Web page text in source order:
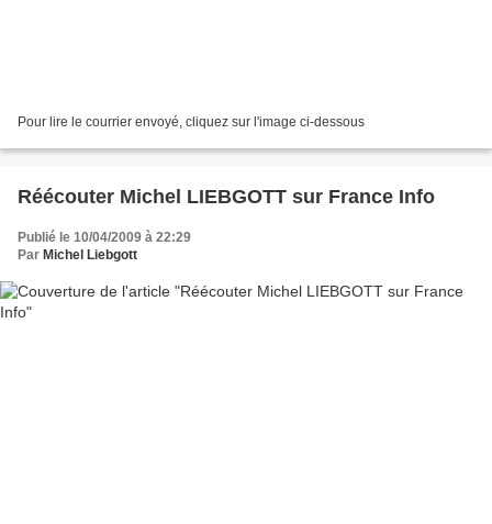
Pour lire le courrier envoyé, cliquez sur l'image ci-dessous
Réécouter Michel LIEBGOTT sur France Info
Publié le 10/04/2009 à 22:29
Par Michel Liebgott